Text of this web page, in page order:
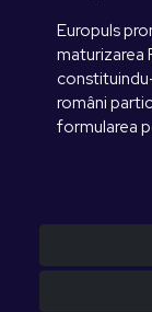
Europuls
maturizarea
români
formularea